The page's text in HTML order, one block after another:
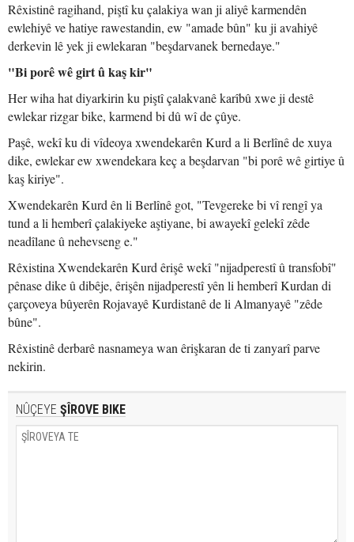
Rêxistinê ragihand, piştî ku çalakiya wan ji aliyê karmendên
ewlehiyê ve hatiye rawestandin, ew "amade bûn" ku ji avahiyê
derkevin lê yek ji ewlekaran "beşdarvanek bernedaye."
"Bi porê wê girt û kaş kir"
Her wiha hat diyarkirin ku piştî çalakvanê karîbû xwe ji destê
ewlekar rizgar bike, karmend bi dû wî de çûye.
Paşê, wekî ku di vîdeoya xwendekarên Kurd a li Berlînê de xuya
dike, ewlekar ew xwendekara keç a beşdarvan "bi porê wê girtiye û
kaş kiriye".
Xwendekarên Kurd ên li Berlînê got, "Tevgereke bi vî rengî ya
tund a li hemberî çalakiyeke aştiyane, bi awayekî gelekî zêde
neadîlane û nehevseng e."
Rêxistina Xwendekarên Kurd êrişê wekî "nijadperestî û transfobî"
pênase dike û dibêje, êrişên nijadperestî yên li hemberî Kurdan di
çarçoveya bûyerên Rojavayê Kurdistanê de li Almanyayê "zêde
bûne".
Rêxistinê derbarê nasnameya wan êrişkaran de ti zanyarî parve
nekirin.
NÛÇEYE ŞÎROVE BIKE